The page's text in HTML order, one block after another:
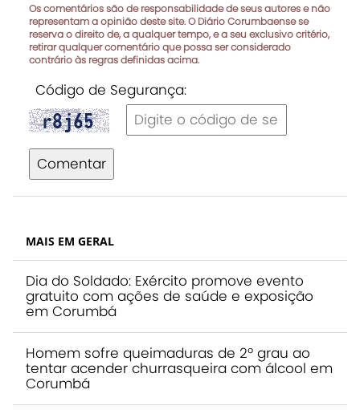
Os comentários são de responsabilidade de seus autores e não
representam a opinião deste site. O Diário Corumbaense se
reserva o direito de, a qualquer tempo, e a seu exclusivo critério,
retirar qualquer comentário que possa ser considerado
contrário às regras definidas acima.
Código de Segurança:
Comentar
MAIS EM GERAL
Dia do Soldado: Exército promove evento
gratuito com ações de saúde e exposição
em Corumbá
Homem sofre queimaduras de 2º grau ao
tentar acender churrasqueira com álcool em
Corumbá